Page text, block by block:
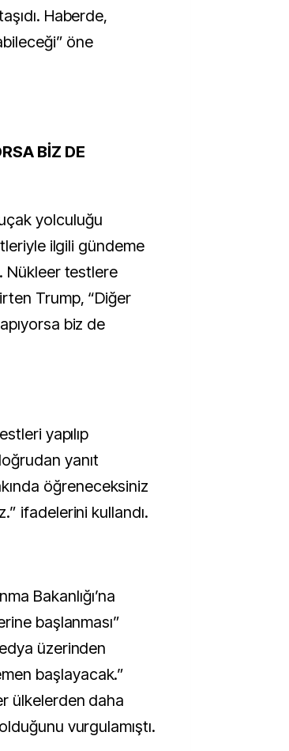
Haberde,
öne
BİZ DE
yolculuğu
ilgili gündeme
Nükleer testlere
Trump, “Diğer
biz de
yapılıp
yanıt
öğreneceksiniz
ifadelerini kullandı.
Bakanlığı’na
başlanması”
üzerinden
başlayacak.”
ülkelerden daha
vurgulamıştı.